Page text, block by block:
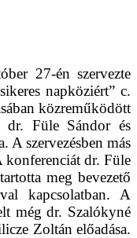
27-én szervezte
napköziért” c.
közreműködött
dr. Füle Sándor és
A szervezésben más
konferenciát dr. Füle
meg bevezető
kapcsolatban. A
még dr. Szalókyné
Zoltán előadása.